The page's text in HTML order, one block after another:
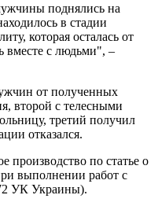
поднялись на
в стадии
которая осталась от
вместе с людьми", –
от полученных
второй с телесными
третий получил
отказался.
производство по статье о
выполнении работ с
УК Украины).